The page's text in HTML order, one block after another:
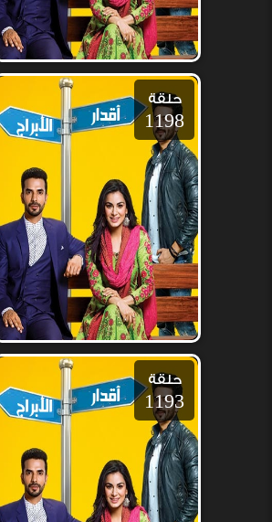
حلقة
1198
حلقة
1193